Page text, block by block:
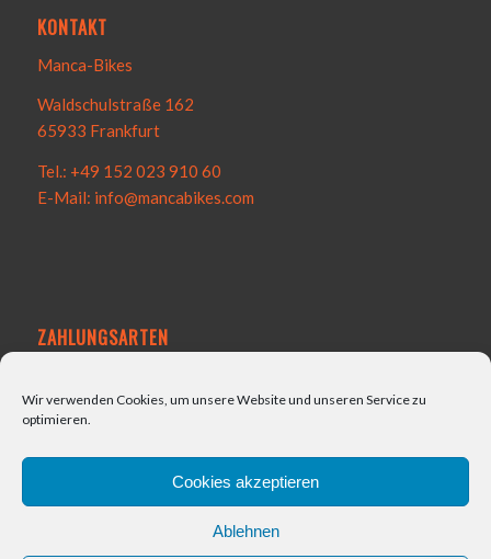
Wir verwenden Cookies, um unsere Website und unseren Service zu
optimieren.
Cookies akzeptieren
Ablehnen
KONTAKT
Manca-Bikes
Waldschulstraße 162
65933 Frankfurt
Tel.: +49 152 023 910 60
E-Mail: info@mancabikes.com
ZAHLUNGSARTEN